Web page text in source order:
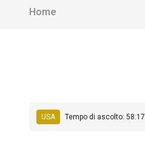
Home
USA Tempo di ascolto: 58:17